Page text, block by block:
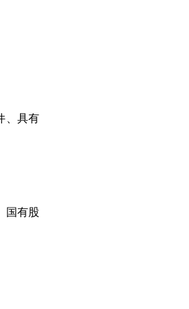
、具有
国有股